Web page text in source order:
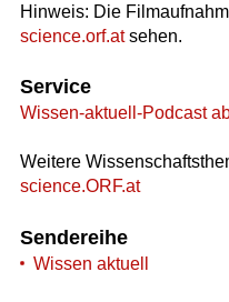
Hinweis: Die
science.orf.atsehen.
Service
Wissen-aktuell-Podcast
Weitere
science.ORF.at
Sendereihe
Wissen aktuell